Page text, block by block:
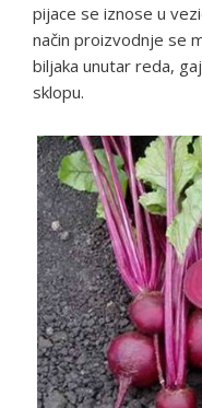
pijace se iznose u
način proizvodnje se
biljaka unutar reda,
sklopu.